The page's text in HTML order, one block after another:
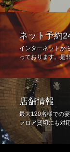
ネット予約
インターネットか
っております。是
店舗情報
最大120名様での
フロア貸切にも対